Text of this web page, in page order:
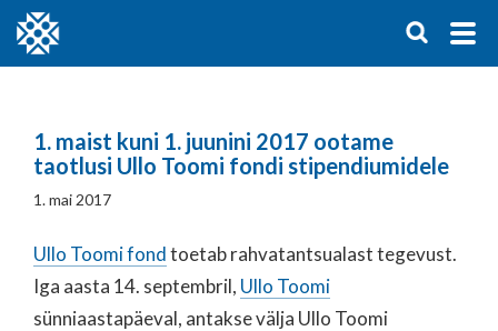
1. maist kuni 1. juunini 2017 ootame
taotlusi Ullo Toomi fondi stipendiumidele
1. mai 2017
Ullo Toomi fondtoetab rahvatantsualast tegevust.
Iga aasta 14. septembril, Ullo Toomi
sünniaastapäeval, antakse välja Ullo Toomi